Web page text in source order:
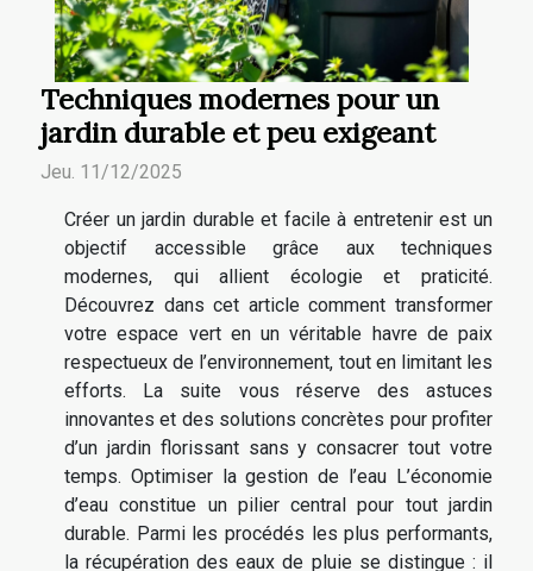
Techniques modernes pour un
jardin durable et peu exigeant
Jeu. 11/12/2025
Créer un jardin durable et facile à entretenir est un
objectif accessible grâce aux techniques
modernes, qui allient écologie et praticité.
Découvrez dans cet article comment transformer
votre espace vert en un véritable havre de paix
respectueux de l’environnement, tout en limitant les
efforts. La suite vous réserve des astuces
innovantes et des solutions concrètes pour profiter
d’un jardin florissant sans y consacrer tout votre
temps. Optimiser la gestion de l’eau L’économie
d’eau constitue un pilier central pour tout jardin
durable. Parmi les procédés les plus performants,
la récupération des eaux de pluie se distingue : il